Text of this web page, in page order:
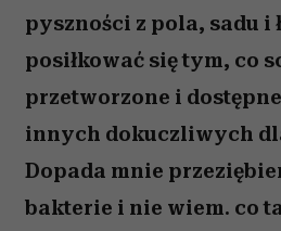
pyszności z pola, sadu i
posiłkować się tym, co
przetworzone i
innych dokuczliwych
Dopada mnie
bakterie i nie wiem. co